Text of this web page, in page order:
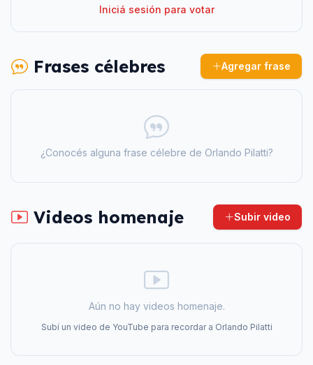
Iniciá sesión para votar
Frases célebres Agregar frase
¿Conocés alguna frase célebre de Orlando Pilatti?
Videos homenaje Subir video
Aún no hay videos homenaje.
Subí un video de YouTube para recordar a Orlando Pilatti